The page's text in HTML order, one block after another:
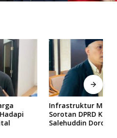
Infrastruktur Masih Jadi
Sorotan DPRD Kaltim,
Salehuddin Dorong